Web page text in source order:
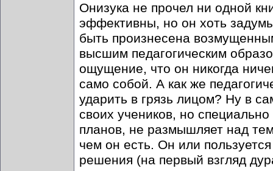
Онизука не прочел ни одной
эффективны, но он хоть
быть произнесена
высшим педагогическим
ощущение, что он никогда
само собой. А как же
ударить в грязь лицом? Ну в
своих учеников, но
планов, не размышляет над
чем он есть. Он или
решения (на первый взгляд